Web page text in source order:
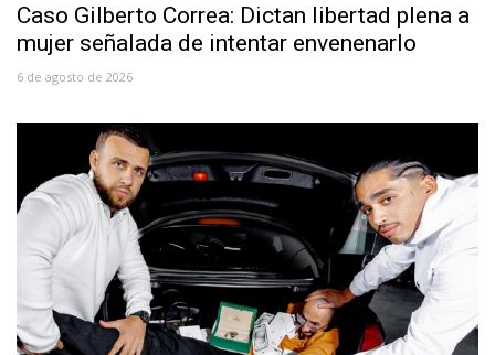
Caso Gilberto Correa: Dictan libertad plena a
mujer señalada de intentar envenenarlo
6 de agosto de 2026